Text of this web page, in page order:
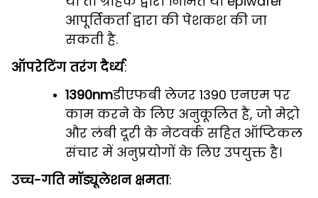
आपूर्तिकर्ता द्वारा की पेशकश की जा
सकती है.
ऑपरेटिंग तरंग दैर्ध्य:
1390nmडीएफबी लेजर 1390 एनएम पर
काम करने के लिए अनुकूलित है, जो मेट्रो
और लंबी दूरी के नेटवर्क सहित ऑप्टिकल
संचार में अनुप्रयोगों के लिए उपयुक्त है।
उच्च-गति मॉड्यूलेशन क्षमता: